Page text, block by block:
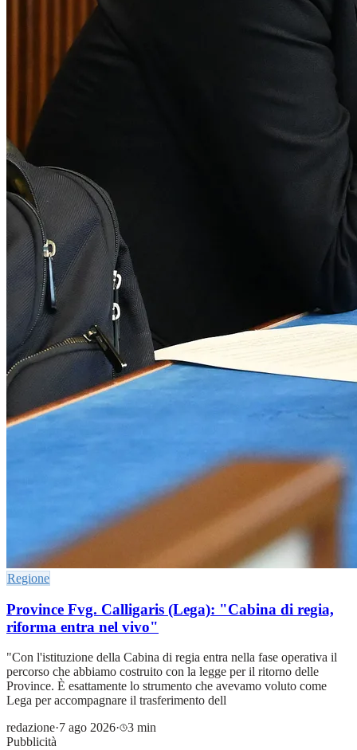
Regione
Province Fvg. Calligaris (Lega): "Cabina di regia,
riforma entra nel vivo"
"Con l'istituzione della Cabina di regia entra nella fase operativa il
percorso che abbiamo costruito con la legge per il ritorno delle
Province. È esattamente lo strumento che avevamo voluto come
Lega per accompagnare il trasferimento dell
redazione·7 ago 2026·
3 min
Pubblicità